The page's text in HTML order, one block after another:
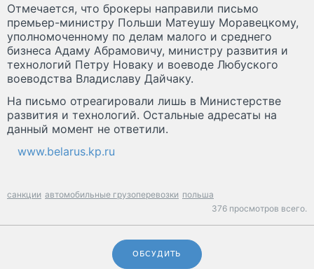
Отмечается, что брокеры направили письмо
премьер-министру Польши Матеушу Моравецкому,
уполномоченному по делам малого и среднего
бизнеса Адаму Абрамовичу, министру развития и
технологий Петру Новаку и воеводе Любуского
воеводства Владиславу Дайчаку.
На письмо отреагировали лишь в Министерстве
развития и технологий. Остальные адресаты на
данный момент не ответили.
www.belarus.kp.ru
санкции автомобильные грузоперевозки польша
376 просмотров всего.
ОБСУДИТЬ